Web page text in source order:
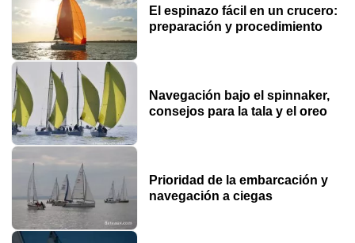
El espinazo fácil en un crucero:
preparación y procedimiento
Navegación bajo el spinnaker,
consejos para la tala y el oreo
Prioridad de la embarcación y
navegación a ciegas